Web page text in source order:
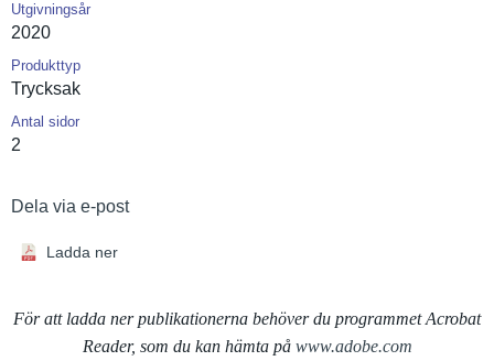
Utgivningsår
2020
Produkttyp
Trycksak
Antal sidor
2
Dela via e-post
Ladda ner
För att ladda ner publikationerna behöver du programmet Acrobat
Reader, som du kan hämta på www.adobe.com